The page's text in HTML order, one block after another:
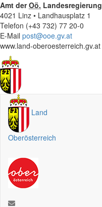
Amt derOö. Landesregierung
4021 Linz • Landhausplatz 1
Telefon (+43 732) 77 20-0
E-Mail post@ooe.gv.at
www.land-oberoesterreich.gv.at
Land
Oberösterreich